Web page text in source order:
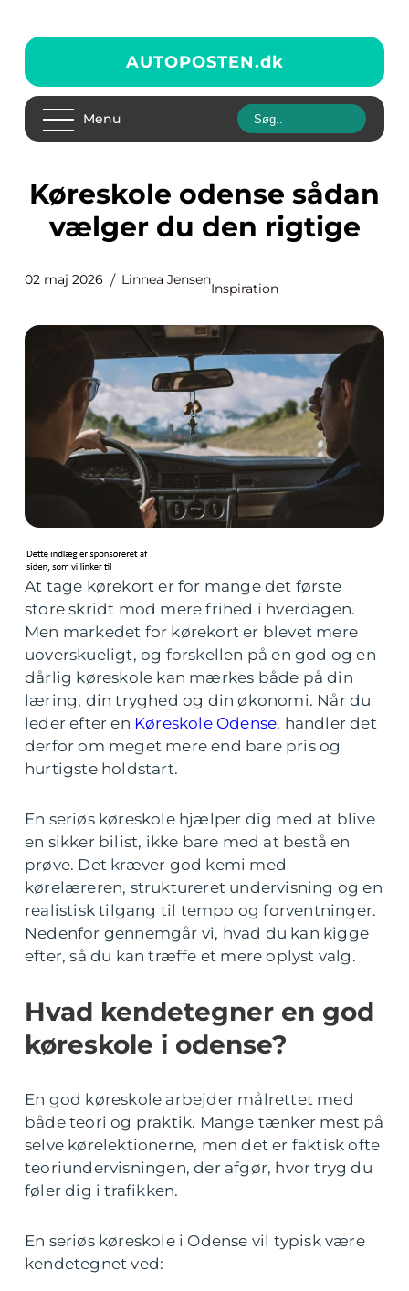
AUTOPOSTEN.dk
Menu
Køreskole odense sådan
vælger du den rigtige
02 maj 2026 Linnea Jensen
Inspiration
At tage kørekort er for mange det første
store skridt mod mere frihed i hverdagen.
Men markedet for kørekort er blevet mere
uoverskueligt, og forskellen på en god og en
dårlig køreskole kan mærkes både på din
læring, din tryghed og din økonomi. Når du
leder efter en Køreskole Odense, handler det
derfor om meget mere end bare pris og
hurtigste holdstart.
En seriøs køreskole hjælper dig med at blive
en sikker bilist, ikke bare med at bestå en
prøve. Det kræver god kemi med
kørelæreren, struktureret undervisning og en
realistisk tilgang til tempo og forventninger.
Nedenfor gennemgår vi, hvad du kan kigge
efter, så du kan træffe et mere oplyst valg.
Hvad kendetegner en god
køreskole i odense?
En god køreskole arbejder målrettet med
både teori og praktik. Mange tænker mest på
selve kørelektionerne, men det er faktisk ofte
teoriundervisningen, der afgør, hvor tryg du
føler dig i trafikken.
En seriøs køreskole i Odense vil typisk være
kendetegnet ved: